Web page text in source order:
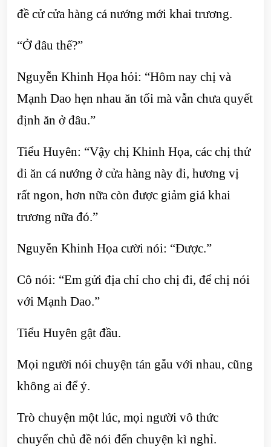
đề cử cửa hàng cá nướng mới khai trương.
“Ở đâu thế?”
Nguyễn Khinh Họa hỏi: “Hôm nay chị và
Mạnh Dao hẹn nhau ăn tối mà vẫn chưa quyết
định ăn ở đâu.”
Tiểu Huyên: “Vậy chị Khinh Họa, các chị thử
đi ăn cá nướng ở cửa hàng này đi, hương vị
rất ngon, hơn nữa còn được giảm giá khai
trương nữa đó.”
Nguyễn Khinh Họa cười nói: “Được.”
Cô nói: “Em gửi địa chỉ cho chị đi, để chị nói
với Mạnh Dao.”
Tiểu Huyên gật đầu.
Mọi người nói chuyện tán gẫu với nhau, cũng
không ai để ý.
Trò chuyện một lúc, mọi người vô thức
chuyển chủ đề nói đến chuyện kì nghỉ.